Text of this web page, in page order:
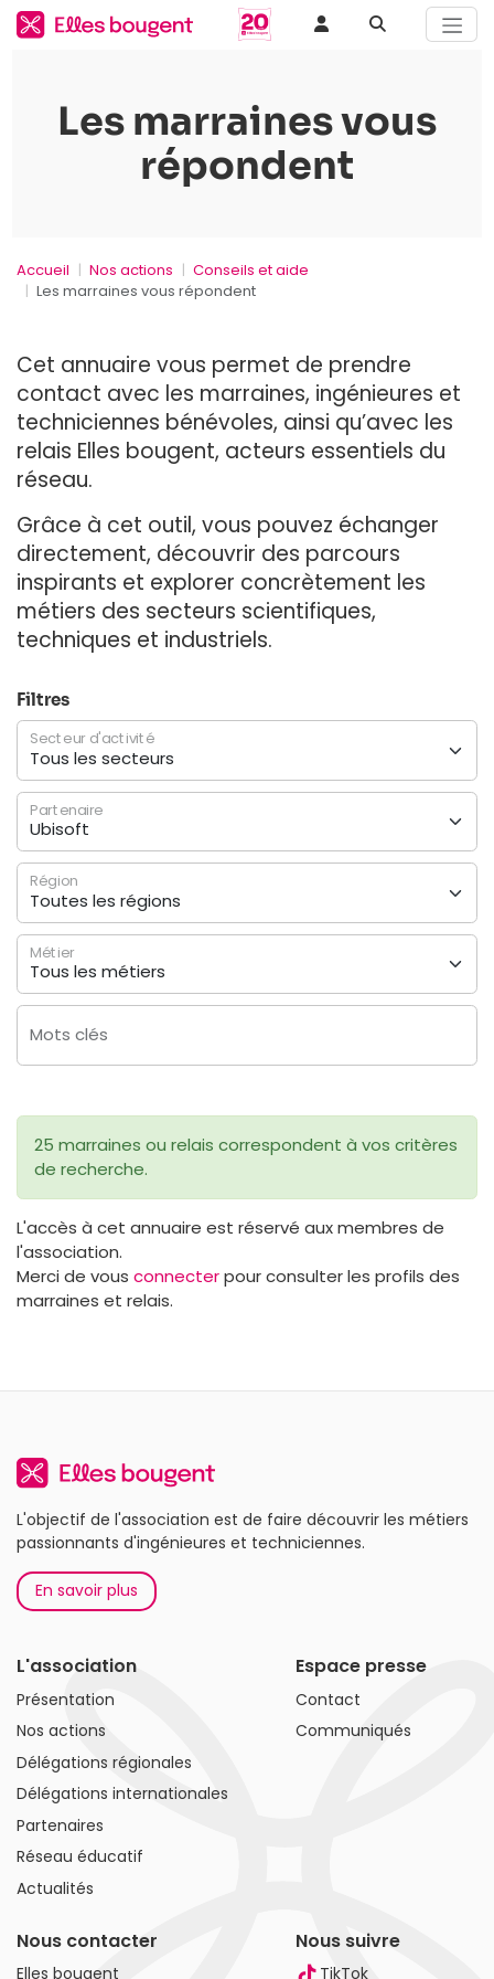
Les marraines vous
répondent
Accueil Nos actions
Conseils et aide
Les marraines vous répondent
Cet annuaire vous permet de prendre
contact avec les marraines, ingénieures et
techniciennes bénévoles, ainsi qu’avec les
relais Elles bougent, acteurs essentiels du
réseau.
Grâce à cet outil, vous pouvez échanger
directement, découvrir des parcours
inspirants et explorer concrètement les
métiers des secteurs scientifiques,
techniques et industriels.
Filtres
Secteur d'activité
Partenaire
Région
Métier
Mots clés
25 marraines ou relais correspondent à vos critères
de recherche.
L'accès à cet annuaire est réservé aux membres de
l'association.
Merci de vous connecterpour consulter les profils des
marraines et relais.
L'objectif de l'association est de faire découvrir les métiers
passionnants d'ingénieures et techniciennes.
En savoir plus
L'association
Présentation
Nos actions
Délégations régionales
Délégations internationales
Partenaires
Réseau éducatif
Actualités
Espace presse
Contact
Communiqués
Nous contacter
Elles bougent
Nous suivre
TikTok